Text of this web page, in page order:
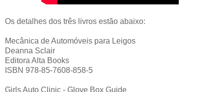
Os detalhes dos três livros estão abaixo:
Mecânica de Automóveis para Leigos
Deanna Sclair
Editora Alta Books
ISBN 978-85-7608-858-5
Girls Auto Clinic - Glove Box Guide